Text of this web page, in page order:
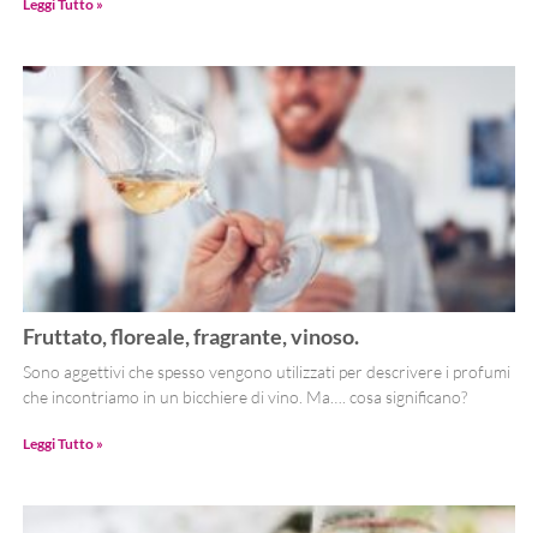
Leggi Tutto »
Fruttato, floreale, fragrante, vinoso.
Sono aggettivi che spesso vengono utilizzati per descrivere i profumi
che incontriamo in un bicchiere di vino. Ma…. cosa significano?
Leggi Tutto »